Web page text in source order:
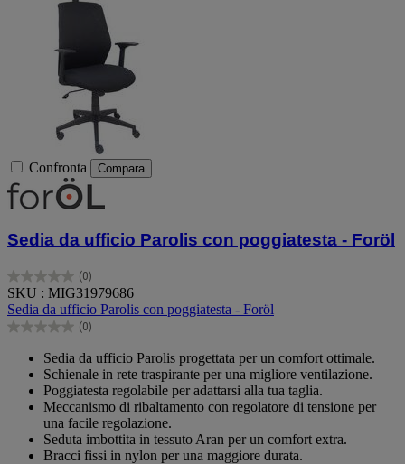
Confronta Compara
Sedia da ufficio Parolis con poggiatesta - Foröl
(0)
0.0
su
5
stelle.
SKU : MIG31979686
Sedia da ufficio Parolis con poggiatesta - Foröl
(0)
0.0
stelle.
Sedia da ufficio Parolis progettata per un comfort ottimale.
Schienale in rete traspirante per una migliore ventilazione.
Poggiatesta regolabile per adattarsi alla tua taglia.
Meccanismo di ribaltamento con regolatore di tensione per
una facile regolazione.
Seduta imbottita in tessuto Aran per un comfort extra.
Bracci fissi in nylon per una maggiore durata.